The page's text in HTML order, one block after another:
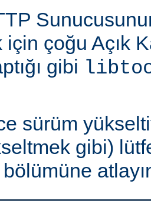
için çoğu Açık
gibi
sürüm
gibi)
bölümüne